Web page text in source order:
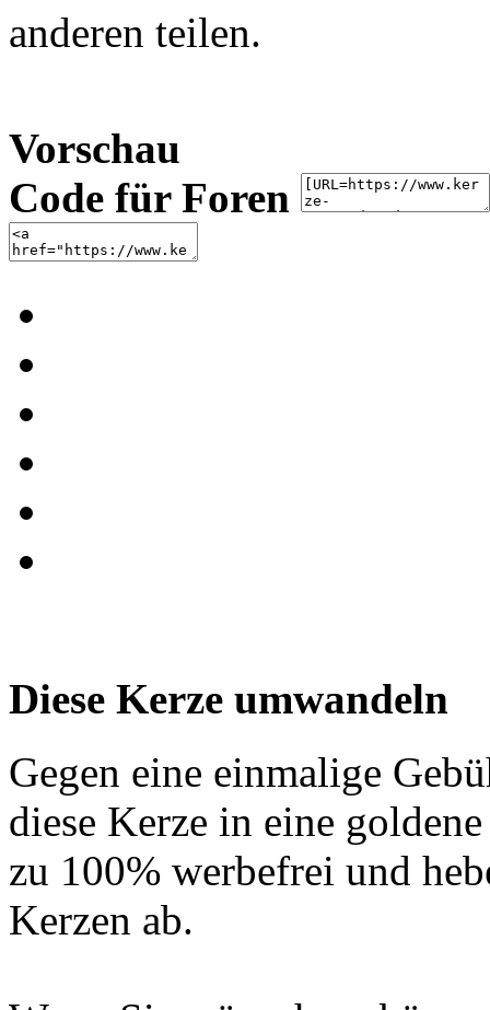
anderen teilen.
Vorschau
Code für Foren
Diese Kerze umwandeln
Gegen eine einmalige
diese Kerze in eine
zu 100% werbefrei und
Kerzen ab.